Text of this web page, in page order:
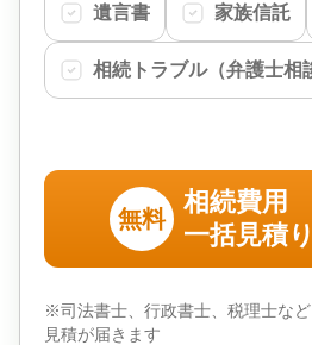
遺言書 家族信託
相続トラブル（弁護士相
無料
相続費用
一括見積
※司法書士、行政書士、税理士な
見積が届きます